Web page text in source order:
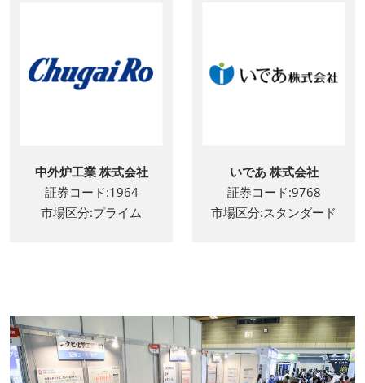
中外炉工業 株式会社
証券コード:1964
市場区分:プライム
いであ 株式会社
証券コード:9768
市場区分:スタンダード